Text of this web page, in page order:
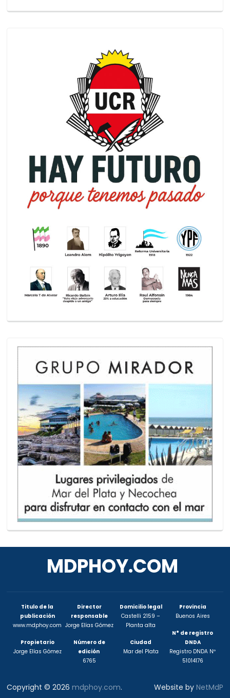
MDPHOY.COM
Titulo de la
publicación
www.mdphoy.com
Propietario
Jorge Elías Gómez
Director
responsable
Jorge Elías Gómez
Número de
edición
6765
Domicilio legal
Castelli 2159 –
Planta alta
Ciudad
Mar del Plata
Provincia
Buenos Aires
N° de registro
DNDA
Registro DNDA Nº
51014176
Copyright © 2026mdphoy.com. Website by NetMdP